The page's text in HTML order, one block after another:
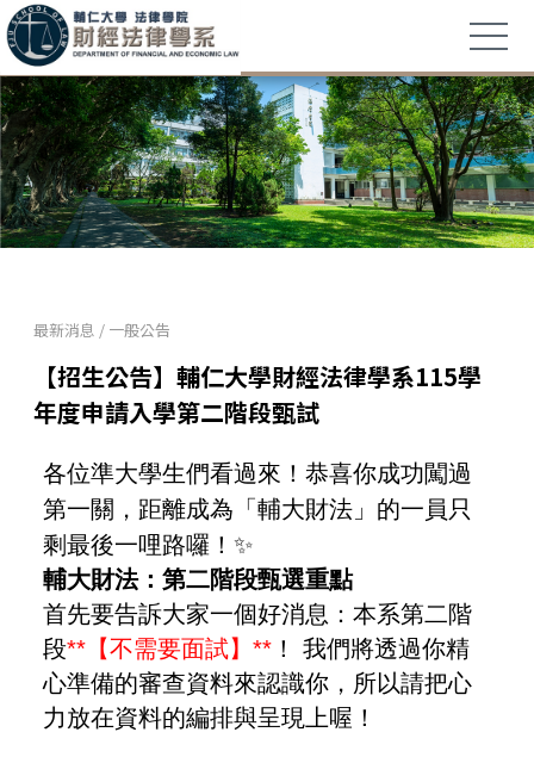
最新消息 / 一般公告
【招生公告】輔仁大學財經法律學系115學
年度申請入學第二階段甄試
Gemini各位準大學生們看過來！恭喜你成功闖過
第一關，距離成為「輔大財法」的一員只
剩最後一哩路囉！✨
輔大財法：第二階段甄選重點
首先要告訴大家一個好消息：本系第二階
段**【不需要面試】**！ 我們將透過你精
心準備的審查資料來認識你，所以請把心
力放在資料的編排與呈現上喔！